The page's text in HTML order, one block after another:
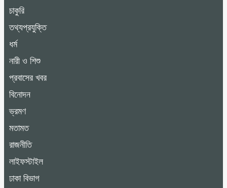
চাকুরি
তথ্যপ্রযুক্তি
ধর্ম
নারী ও শিশু
প্রবাসের খবর
বিনোদন
ভ্রমণ
মতামত
রাজনীতি
লাইফস্টাইল
ঢাকা বিভাগ